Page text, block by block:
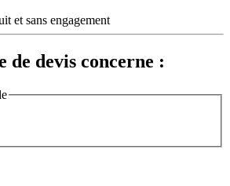
et sans engagement
de devis concerne :